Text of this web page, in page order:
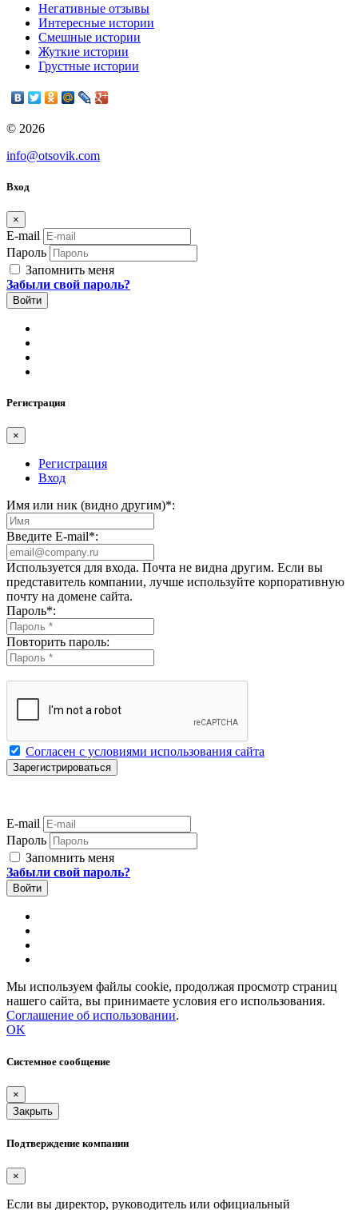
Негативные отзывы
Интересные истории
Смешные истории
Жуткие истории
Грустные истории
© 2026
info@otsovik.com
Вход
×
E-mail
Пароль
Запомнить меня
Забыли свой пароль?
Регистрация
×
Регистрация
Вход
Имя или ник (видно другим)*:
Введите E-mail*:
Используется для входа. Почта не видна другим. Если вы
представитель компании, лучше используйте корпоративную
почту на домене сайта.
Пароль*:
Повторить пароль:
Согласен с условиями использования сайта
E-mail
Пароль
Запомнить меня
Забыли свой пароль?
Мы используем файлы cookie, продолжая просмотр страниц
нашего сайта, вы принимаете условия его использования.
Соглашение об использовании.
OK
Системное сообщение
×
Закрыть
Подтверждение компании
×
Если вы директор, руководитель или официальный